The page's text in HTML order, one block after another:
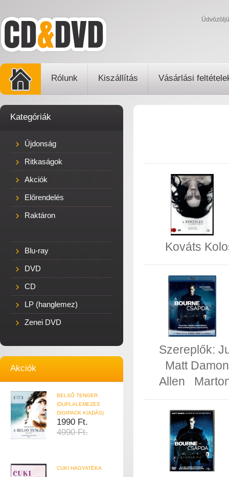
Rólunk Kiszállítás Vásárlási
Kategóriák
Újdonság
Ritkaságok
Akciók
Előrendelés
Raktáron
Blu-ray
DVD
CD
LP (hanglemez)
Zenei DVD
Akciók
BELSŐ TENGER
(DUPLALEMEZES
DIGIPACK KIADÁS)
1990 Ft.
4990 Ft.
CUKI HAGYATÉKA
Kováts
Szereplők:
Matt Damon
Allen